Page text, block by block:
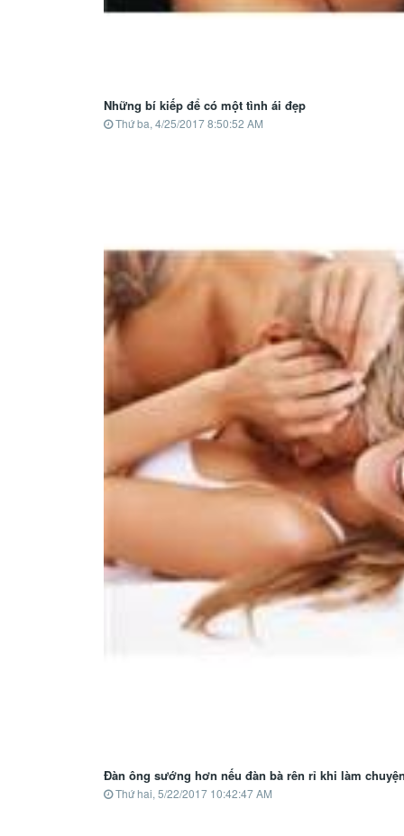
Những bí kiếp để có một tình ái đẹp
Thứ ba, 4/25/2017 8:50:52 AM
Đàn ông sướng hơn nếu đàn bà rên rỉ khi làm
Thứ hai, 5/22/2017 10:42:47 AM